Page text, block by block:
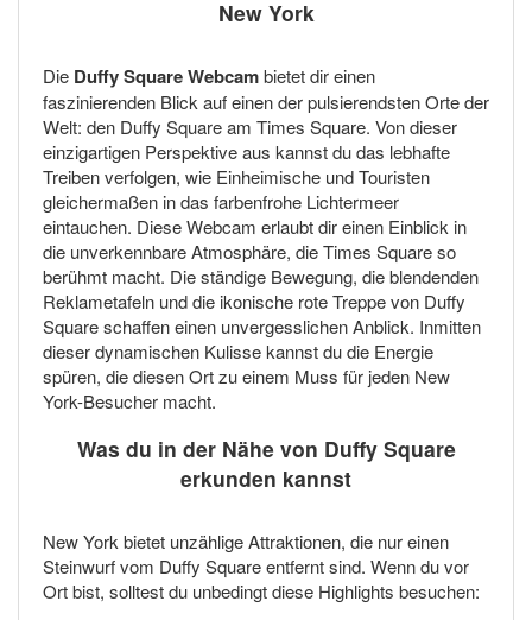
New York
Die Duffy Square Webcambietet dir einen
faszinierenden Blick auf einen der pulsierendsten Orte der
Welt: den Duffy Square am Times Square. Von dieser
einzigartigen Perspektive aus kannst du das lebhafte
Treiben verfolgen, wie Einheimische und Touristen
gleichermaßen in das farbenfrohe Lichtermeer
eintauchen. Diese Webcam erlaubt dir einen Einblick in
die unverkennbare Atmosphäre, die Times Square so
berühmt macht. Die ständige Bewegung, die blendenden
Reklametafeln und die ikonische rote Treppe von Duffy
Square schaffen einen unvergesslichen Anblick. Inmitten
dieser dynamischen Kulisse kannst du die Energie
spüren, die diesen Ort zu einem Muss für jeden New
York-Besucher macht.
Was du in der Nähe von Duffy Square
erkunden kannst
New York bietet unzählige Attraktionen, die nur einen
Steinwurf vom Duffy Square entfernt sind. Wenn du vor
Ort bist, solltest du unbedingt diese Highlights besuchen: